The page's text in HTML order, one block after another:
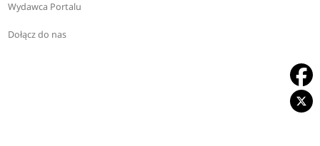
Wydawca Portalu
Dołącz do nas